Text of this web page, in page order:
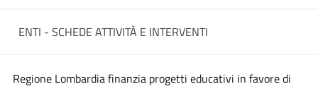
ENTI - SCHEDE ATTIVITÀ E INTERVENTI
Regione Lombardia finanzia progetti educativi in favore di